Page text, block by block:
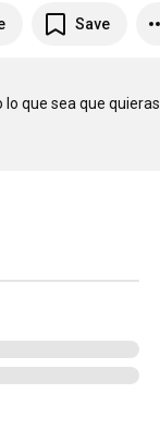
Save
que sea que quieras